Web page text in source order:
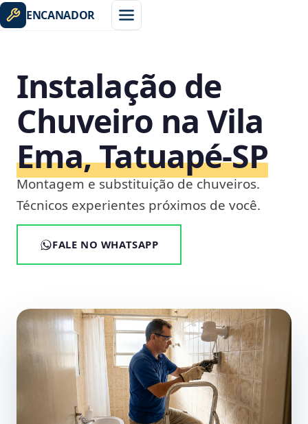
ENCANADOR
Instalação de
Chuveiro na Vila
Ema, Tatuapé‑SP
Montagem e substituição de chuveiros.
Técnicos experientes próximos de você.
FALE NO WHATSAPP